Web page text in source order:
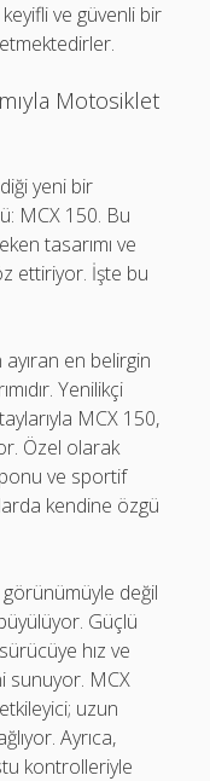
ve güvenli bir
Motosiklet
yeni bir
MCX 150. Bu
tasarımı ve
ettiriyor. İşte bu
en belirgin
Yenilikçi
MCX 150,
Özel olarak
ve sportif
kendine özgü
değil
Güçlü
hız ve
sunuyor. MCX
uzun
Ayrıca,
kontrolleriyle